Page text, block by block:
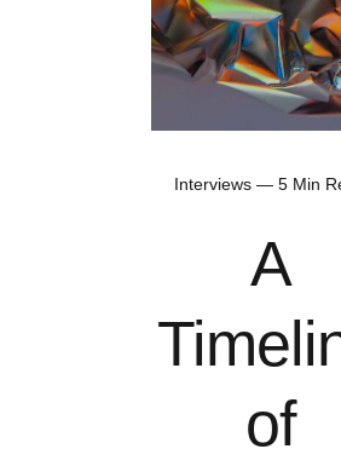
Interviews — 5 Min
A
of